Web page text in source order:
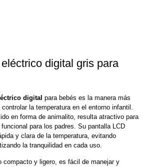
digital gris para
digital para bebés es la manera más
la temperatura en el entorno infantil.
en forma de animalito, resulta atractivo para
para los padres. Su pantalla LCD
y clara de la temperatura, evitando
la tranquilidad en cada uso.
compacto y ligero, es fácil de manejar y